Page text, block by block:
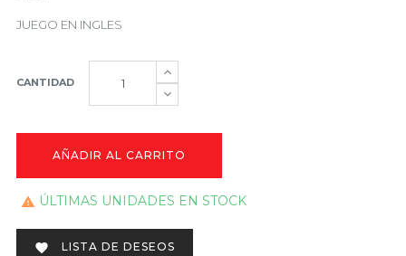
JUEGO EN INGLES
CANTIDAD
AÑADIR AL CARRITO
 ÚLTIMAS UNIDADES EN STOCK
 LISTA DE DESEOS